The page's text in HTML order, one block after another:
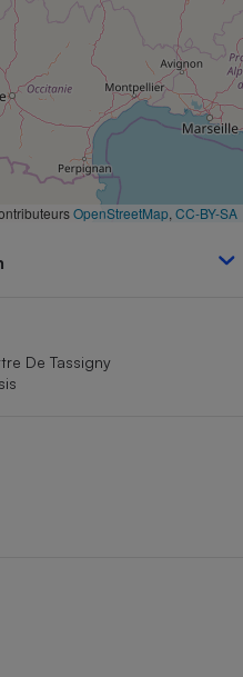
OpenStreetMap CC-BY-SA
De Tassigny
Complément
alimentaire
Assurance emprunteur
Banque
Petit électroménager -
Matelas
Mutuelle